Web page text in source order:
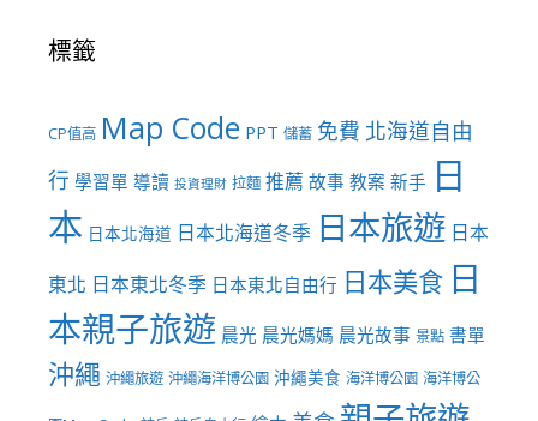
標籤
CP值高 Map Code PPT 儲蓄 免費 北海道自由
行 學習單 導讀 投資理財 拉麵 推薦 故事 教案 新手 日
本 日本北海道 日本北海道冬季 日本旅遊 日本
東北 日本東北冬季 日本東北自由行 日本美食 日
本親子旅遊 晨光 晨光媽媽 晨光故事 景點 書單
沖繩 沖繩旅遊 沖繩海洋博公園 沖繩美食 海洋博公園 海洋博公